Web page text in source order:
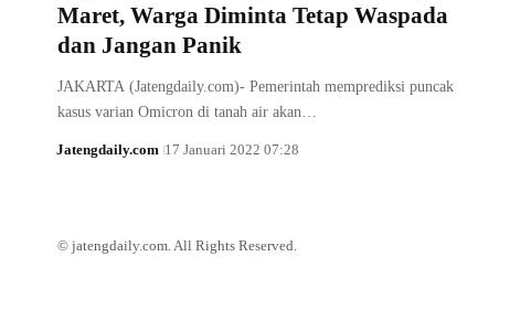
Maret, Warga Diminta Tetap Waspada
dan Jangan Panik
JAKARTA (Jatengdaily.com)- Pemerintah memprediksi puncak
kasus varian Omicron di tanah air akan…
Jatengdaily.com 17 Januari 2022 07:28
© jatengdaily.com. All Rights Reserved.